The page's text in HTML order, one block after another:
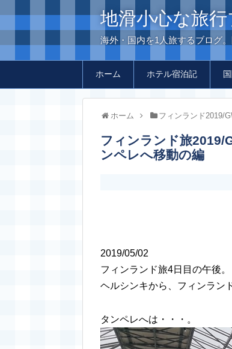
地滑小心な旅
海外・国内を1人旅するブログ
ホーム ホテル宿泊記
ホーム フィンランド2019/
フィンランド旅2019/GW 特急列車ペンドリーノでヘルシンキからタ
ンペレへ移動の編
2019/05/02
フィンランド旅4日目の午後。
ヘルシンキから、フィンラン
タンペレへは・・・。